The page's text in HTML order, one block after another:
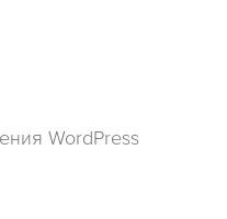
WordPress